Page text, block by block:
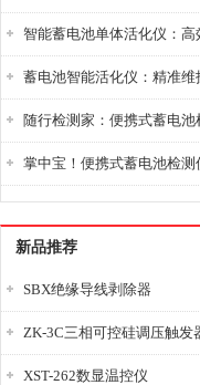
随行检测家：便携式蓄电池
新品推荐
SBX绝缘导线剥除器
ZK-3C三相可控硅调压触发
XST-262数显温控仪